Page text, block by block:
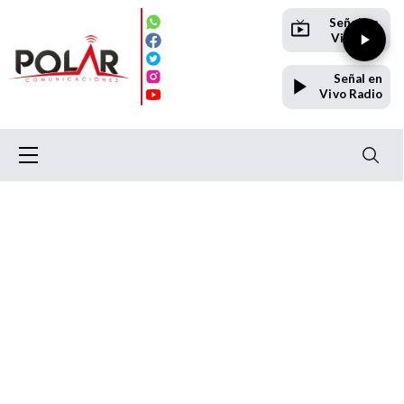
Señal en
Vivo TV
Señal en
Vivo Radio